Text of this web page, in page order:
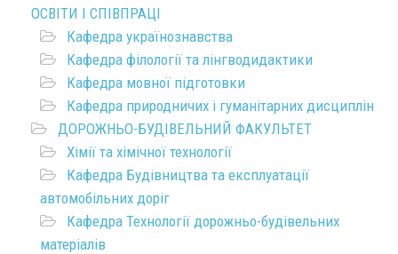
ОСВІТИ І СПІВПРАЦІ
Кафедра українознавства
Кафедра філології та лінгводидактики
Кафедра мовної підготовки
Кафедра природничих і гуманітарних дисциплін
ДОРОЖНЬО-БУДІВЕЛЬНИЙ ФАКУЛЬТЕТ
Хімії та хімічної технології
Кафедра Будівництва та експлуатації
автомобільних доріг
Кафедра Технології дорожньо-будівельних
матеріалів